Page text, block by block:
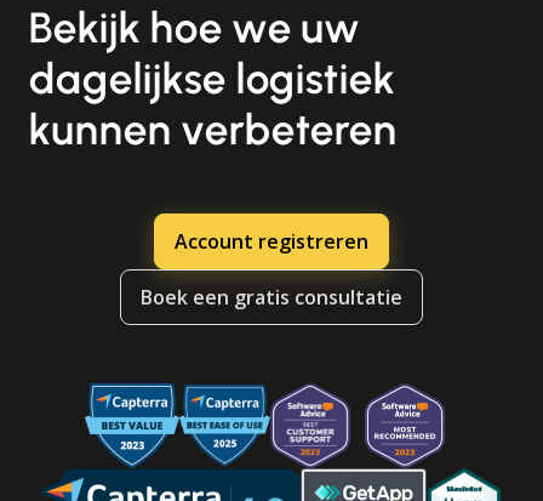
Bekijk hoe we uw
dagelijkse logistiek
kunnen verbeteren
Account registreren
Boek een gratis consultatie